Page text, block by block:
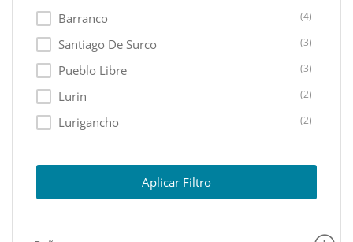
Barranco (4)
Santiago De Surco (3)
Pueblo Libre (3)
Lurin (2)
Lurigancho (2)
Surquillo (1)
Ancon (1)
Aplicar Filtro